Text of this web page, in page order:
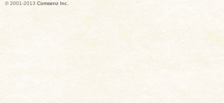
© 2001-2013 Comsenz Inc.